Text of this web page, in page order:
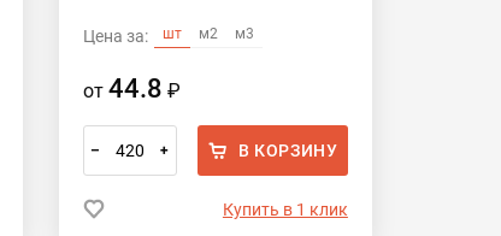
Цена за: шт м2 м3
от 44.8 ₽
– + В КОРЗИНУ
Купить в 1 клик